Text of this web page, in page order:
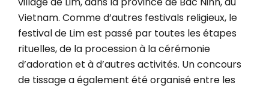
Vietnam. Comme d’autres festivals religieux, le
festival de Lim est passé par toutes les étapes
rituelles, de la procession à la cérémonie
d’adoration et à d’autres activités. Un concours
de tissage a également été organisé entre les